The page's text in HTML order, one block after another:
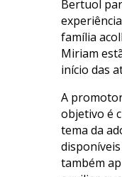
Bertuol
família
Miriam
início das
A
objetivo é
tema da
também